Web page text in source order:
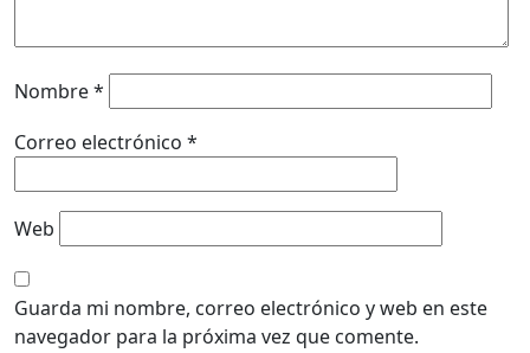
Nombre*
Correo electrónico *
Web
Guarda mi nombre, correo electrónico y web en este
navegador para la próxima vez que comente.